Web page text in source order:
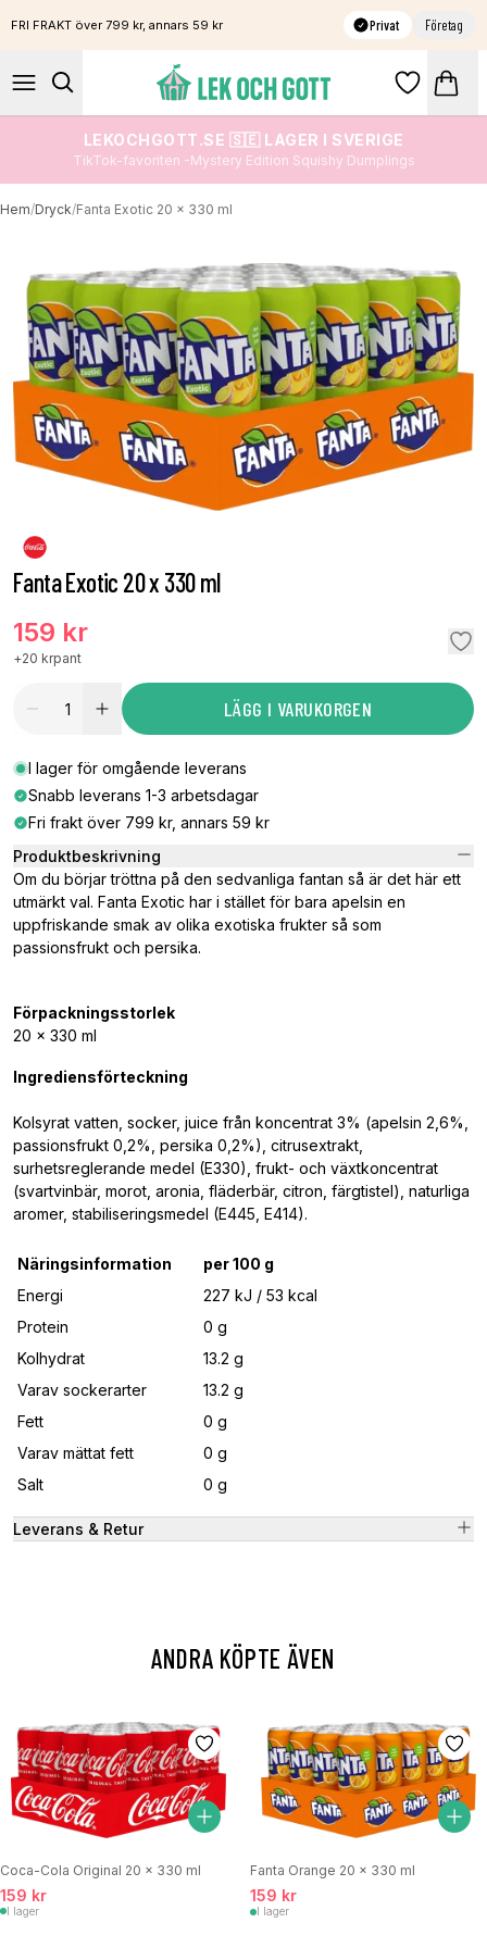
FRI FRAKT över 799 kr, annars 59 kr Privat Företag
LEKOCHGOTT.SE 🇸🇪 LAGER I SVERIGE
TikTok-favoriten -Mystery Edition Squishy Dumplings
Hem/Dryck/Fanta Exotic 20 x 330 ml
Fanta Exotic 20 x 330 ml
159 kr
+20 krpant
LÄGG I VARUKORGEN
I lager för omgående leverans
Snabb leverans 1-3 arbetsdagar
Fri frakt över 799 kr, annars 59 kr
Produktbeskrivning
Om du börjar tröttna på den sedvanliga fantan så är det här ett
utmärkt val. Fanta Exotic har i stället för bara apelsin en
uppfriskande smak av olika exotiska frukter så som
passionsfrukt och persika.
Förpackningsstorlek
20 x 330 ml
Ingrediensförteckning
Kolsyrat vatten, socker, juice från koncentrat 3% (apelsin 2,6%,
passionsfrukt 0,2%, persika 0,2%), citrusextrakt,
surhetsreglerande medel (E330), frukt- och växtkoncentrat
(svartvinbär, morot, aronia, fläderbär, citron, färgtistel), naturliga
aromer, stabiliseringsmedel (E445, E414).
Näringsinformation
per 100 g
Energi
227 kJ / 53 kcal
Protein
0 g
Kolhydrat
13.2 g
Varav sockerarter
13.2 g
Fett
0 g
Varav mättat fett
0 g
Salt
0 g
Leverans & Retur
ANDRA KÖPTE ÄVEN
Coca-Cola Original 20 x 330 ml
159 kr
I lager
Fanta Orange 20 x 330 ml
159 kr
I lager